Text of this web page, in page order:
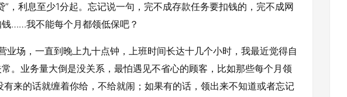
，利息至少1分起。忘记说一句，完不成存款任务要扣钱的，完不成网
……我不能每个月都领低保吧？
业场，一直到晚上九十点钟，上班时间长达十几个小时，我最近觉得自
。业务量大倒是没关系，最怕遇见不省心的顾客，比如那些每个月领
来的话就缠着你给，不给就闹；如果有的话，领出来不知道或者忘记